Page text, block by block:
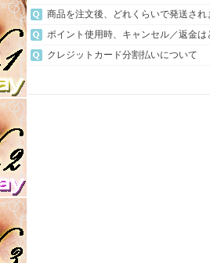
商品を注文後、どれくらいで発送され
ポイント使用時、キャンセル／返金
クレジットカード分割払いについて